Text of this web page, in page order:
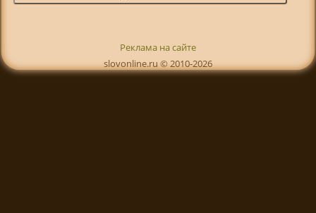
Реклама на сайте
slovonline.ru © 2010-2026